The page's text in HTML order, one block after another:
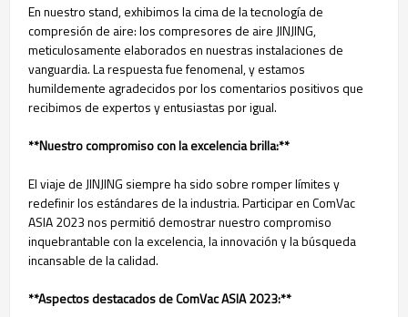
En nuestro stand, exhibimos la cima de la tecnología de
compresión de aire: los compresores de aire JINJING,
meticulosamente elaborados en nuestras instalaciones de
vanguardia. La respuesta fue fenomenal, y estamos
humildemente agradecidos por los comentarios positivos que
recibimos de expertos y entusiastas por igual.
**Nuestro compromiso con la excelencia brilla:**
El viaje de JINJING siempre ha sido sobre romper límites y
redefinir los estándares de la industria. Participar en ComVac
ASIA 2023 nos permitió demostrar nuestro compromiso
inquebrantable con la excelencia, la innovación y la búsqueda
incansable de la calidad.
**Aspectos destacados de ComVac ASIA 2023:**